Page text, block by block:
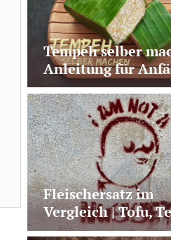
Tempeh selber
Anleitung für
mit Fehler-Check
Fleischersatz im
Vergleich | Tofu,
Seitan & Co.